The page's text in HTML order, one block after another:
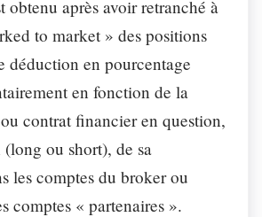
obtenu après avoir retranché à
to market » des positions
déduction en pourcentage
en fonction de la
contrat financier en question,
ou short), de sa
les comptes du broker ou
comptes « partenaires ».